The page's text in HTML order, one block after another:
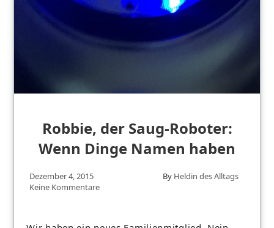
Robbie, der Saug-Roboter:
Wenn Dinge Namen haben
Dezember 4, 2015 By Heldin des Alltags
Keine Kommentare